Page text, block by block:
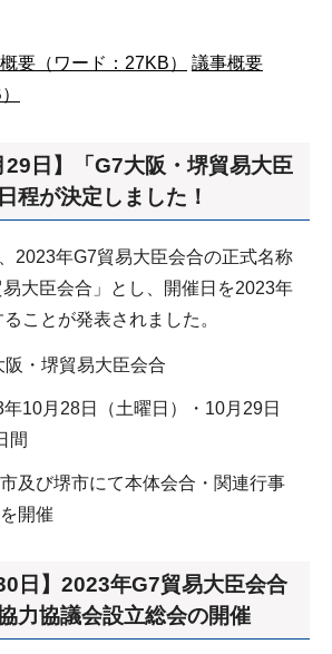
要（ワード：27KB）
議事概要
29日】「G7大阪・堺貿易大臣
程が決定しました！
2023年G7貿易大臣会合の正式名称
大臣会合」とし、開催日を2023年
ことが発表されました。
・堺貿易大臣会合
10月28日（土曜日）・10月29日
間
及び堺市にて本体会合・関連行事
開催
日】2023年G7貿易大臣会合
力協議会設立総会の開催